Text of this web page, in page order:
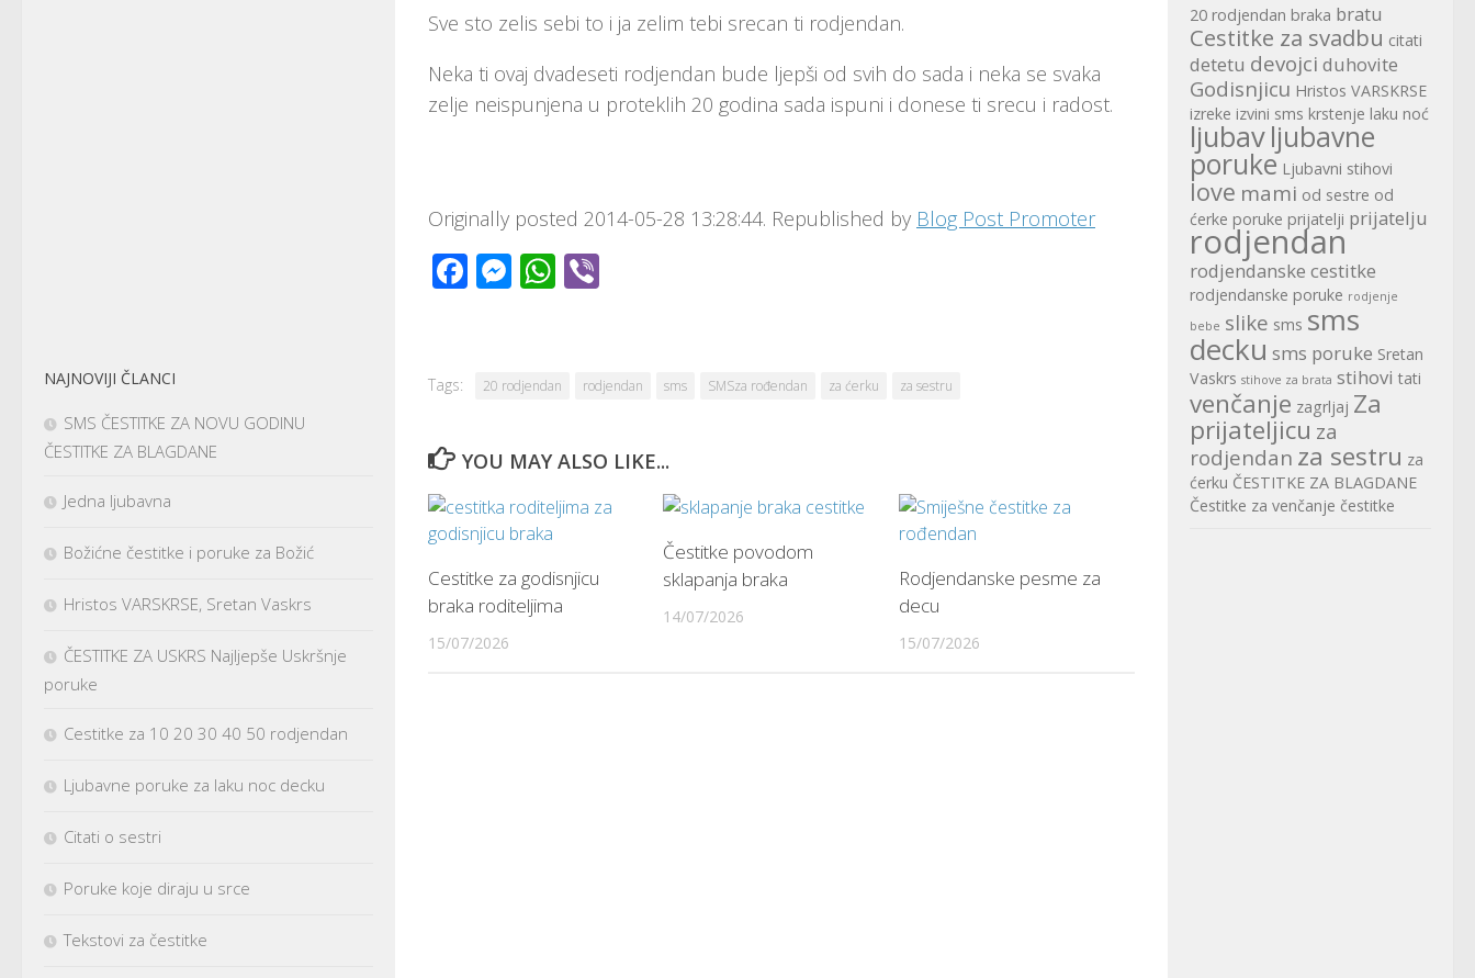
Sve sto zelis sebi to i ja zelim tebi srecan ti rodjendan.
Neka ti ovaj dvadeseti rodjendan bude ljepši od svih do sada i neka se svaka
zelje neispunjena u proteklih 20 godina sada ispuni i donese ti srecu i radost.
Originally posted 2014-05-28 13:28:44. Republished by Blog Post Promoter
Facebook
Messenger
WhatsApp
Tags: 20 rodjendan rodjendan sms SMSza rođendan za ćerku za sestru
YOU MAY ALSO LIKE...
Cestitke za godisnjicu
braka roditeljima
15/07/2026
Čestitke povodom
sklapanja braka
14/07/2026
Rodjendanske pesme za
decu
15/07/2026
NAJNOVIJI ČLANCI
SMS ČESTITKE ZA NOVU GODINU
ČESTITKE ZA BLAGDANE
Jedna ljubavna
Božićne čestitke i poruke za Božić
Hristos VARSKRSE, Sretan Vaskrs
ČESTITKE ZA USKRS Najljepše Uskršnje
poruke
Cestitke za 10 20 30 40 50 rodjendan
Ljubavne poruke za laku noc decku
Citati o sestri
Poruke koje diraju u srce
Tekstovi za čestitke
20 rodjendan braka bratu
Cestitke za svadbu citati
detetu devojci duhovite
Godisnjicu Hristos VARSKRSE
izreke izvini sms krstenje laku noć
ljubavljubavne
poruke Ljubavni stihovi
love mami od sestre od
ćerke poruke prijatelji prijatelju
rodjendan
rodjendanske cestitke
rodjendanske poruke rodjenje
bebe slike sms sms
decku sms poruke Sretan
Vaskrs stihove za brata stihovi tati
venčanje zagrljaj Za
prijateljicu za
rodjendan za sestru za
ćerku ČESTITKE ZA BLAGDANE
Čestitke za venčanje čestitke